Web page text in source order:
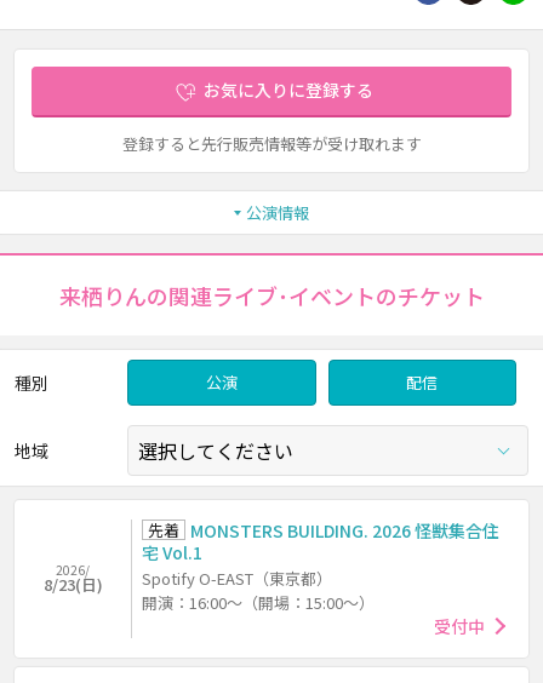
お気に入りに登録する
登録すると先行販売情報等が受け取れます
公演情報
来栖りんの関連ライブ･イベントのチケット
種別 公演 配信
地域
2026/
8/23(日)
先着 MONSTERS BUILDING. 2026 怪獣集合住
宅 Vol.1
Spotify O-EAST（東京都）
開演：16:00～（開場：15:00～）
受付中